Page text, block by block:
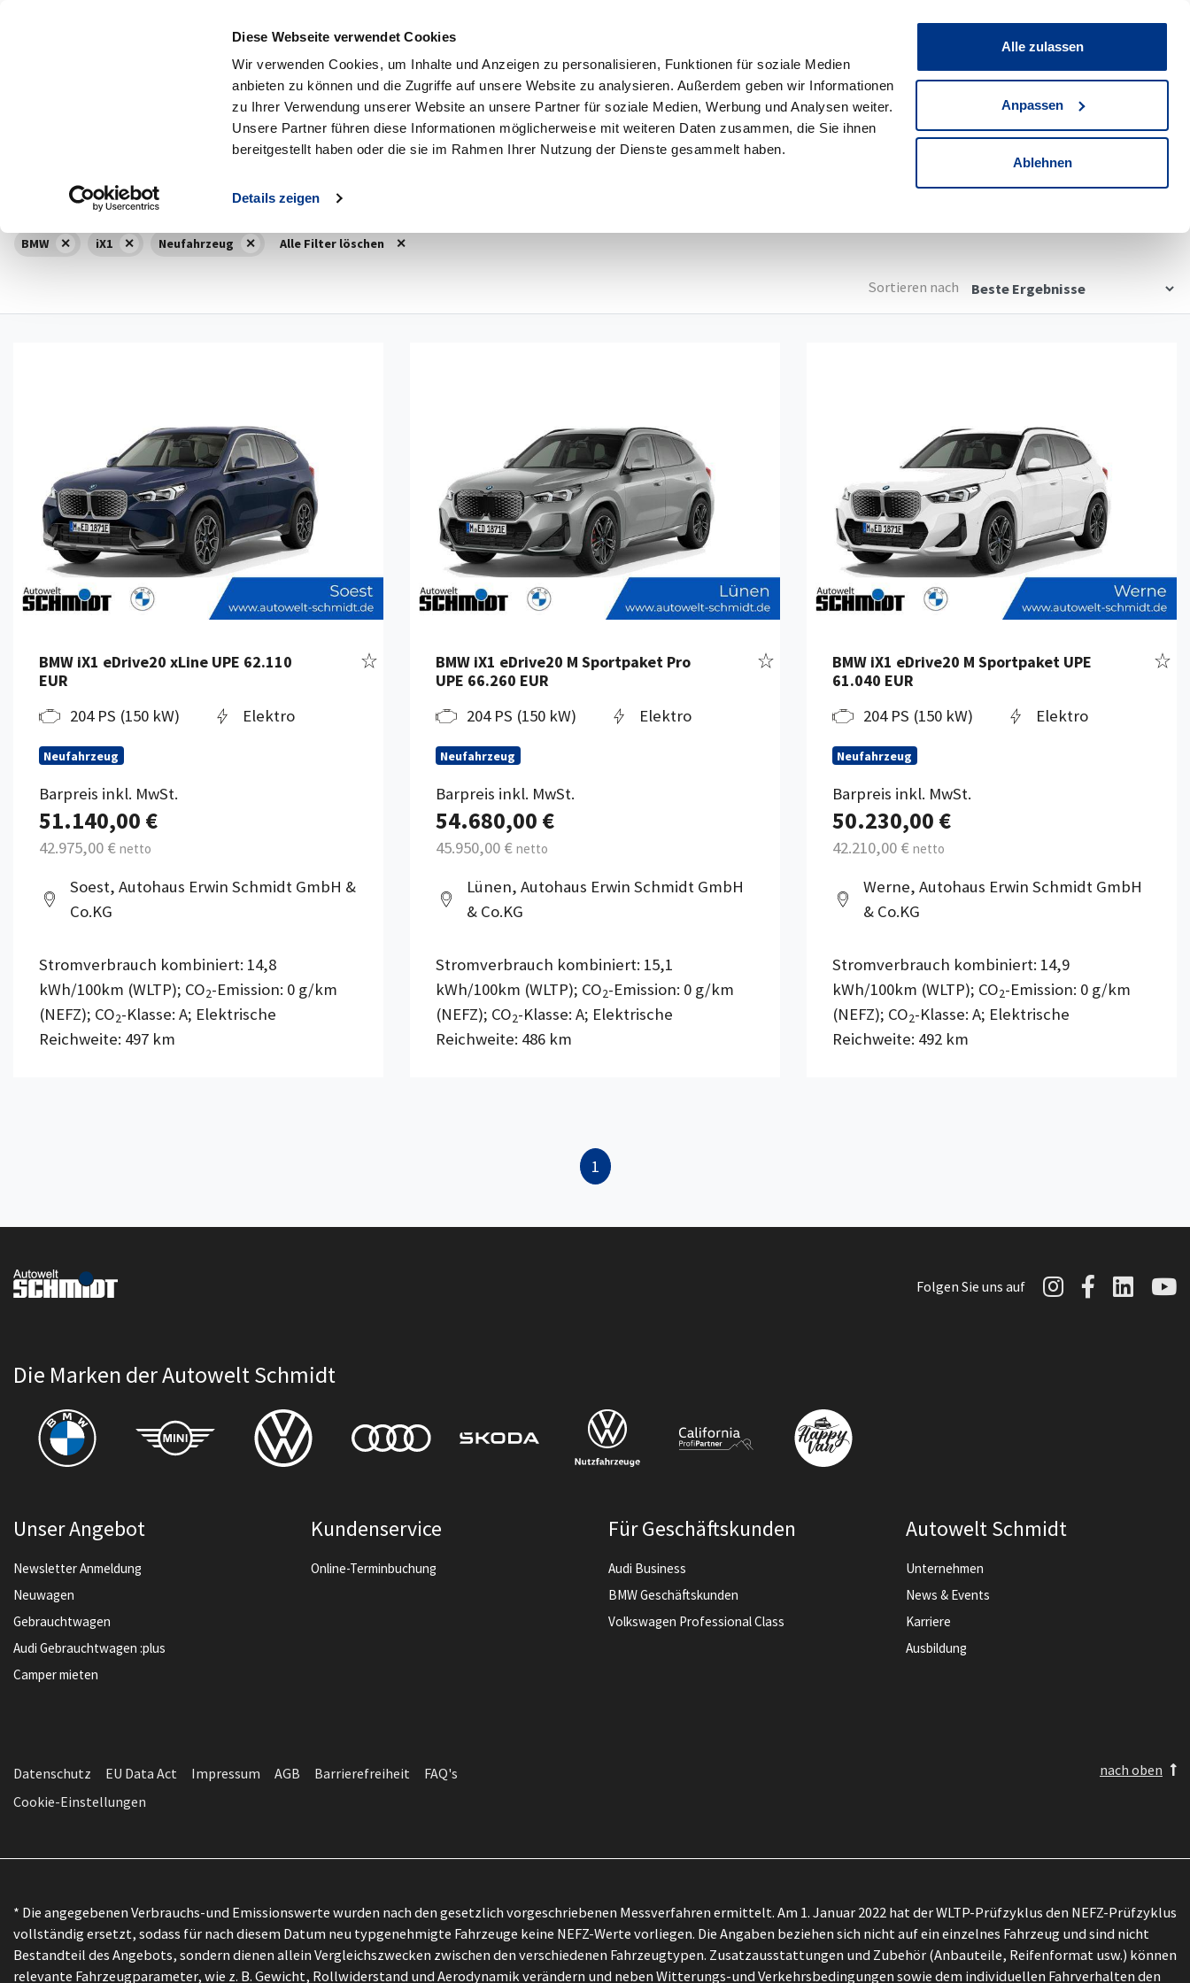
Diese Webseite verwendet Cookies
Wir verwenden Cookies, um Inhalte und Anzeigen zu personalisieren, Funktionen für soziale Medien
anbieten zu können und die Zugriffe auf unsere Website zu analysieren. Außerdem geben wir Informationen
zu Ihrer Verwendung unserer Website an unsere Partner für soziale Medien, Werbung und Analysen weiter.
Unsere Partner führen diese Informationen möglicherweise mit weiteren Daten zusammen, die Sie ihnen
bereitgestellt haben oder die sie im Rahmen Ihrer Nutzung der Dienste gesammelt haben.
Details zeigen
Alle zulassen
Anpassen
Ablehnen
Merkliste
Fahrzeuge 3 Neuwagen 3Vorführwagen 6 Gebrauchtwagen 0Jahreswagen 0Werksdienstwagen
Marke
BMW Modell
iX1 Kraftstoff
Alle Kraftstoffe Standort
Alle Standorte
BMW iX1 Neufahrzeug Alle Filter löschen
Sortieren nach
BMW iX1 eDrive20 xLine UPE 62.110
EUR
Fahrzeug merken
204 PS (150 kW) Elektro
Neufahrzeug
Barpreis inkl. MwSt.
51.140,00 €
42.975,00 € netto
Soest, Autohaus Erwin Schmidt GmbH &
Co.KG
Stromverbrauch kombiniert: 14,8
kWh/100km (WLTP); CO2-Emission: 0 g/km
(NEFZ); CO2-Klasse: A; Elektrische
Reichweite: 497 km
BMW iX1 eDrive20 M Sportpaket Pro
UPE 66.260 EUR
Fahrzeug merken
204 PS (150 kW) Elektro
Neufahrzeug
Barpreis inkl. MwSt.
54.680,00 €
45.950,00 € netto
Lünen, Autohaus Erwin Schmidt GmbH
& Co.KG
Stromverbrauch kombiniert: 15,1
kWh/100km (WLTP); CO2-Emission: 0 g/km
(NEFZ); CO2-Klasse: A; Elektrische
Reichweite: 486 km
BMW iX1 eDrive20 M Sportpaket UPE
61.040 EUR
204 PS (150 kW) Elektro
Neufahrzeug
Barpreis inkl. MwSt.
50.230,00 €
42.210,00 € netto
Werne, Autohaus Erwin Schmidt GmbH
& Co.KG
Stromverbrauch kombiniert: 14,9
kWh/100km (WLTP); CO2-Emission: 0 g/km
(NEFZ); CO2-Klasse: A; Elektrische
Reichweite: 492 km
1
Folgen Sie uns auf Autowelt
Die Marken der Autowelt Schmidt
Unser Angebot
Newsletter Anmeldung
Neuwagen
Gebrauchtwagen
Audi Gebrauchtwagen :plus
Camper mieten
Kundenservice
Online-Terminbuchung
Für Geschäftskunden
Audi Business
BMW Geschäftskunden
Volkswagen Professional Class
Autowelt Schmidt
Unternehmen
News & Events
Karriere
Ausbildung
Datenschutz EU Data Act Impressum AGB Barrierefreiheit
FAQ's
Cookie-Einstellungen
nach oben
* Die angegebenen Verbrauchs-und Emissionswerte wurden nach den gesetzlich vorgeschriebenen Messverfahren ermittelt. Am 1. Januar 2022 hat der WLTP-Prüfzyklus den NEFZ-Prüfzyklus
vollständig ersetzt, sodass für nach diesem Datum neu typgenehmigte Fahrzeuge keine NEFZ-Werte vorliegen. Die Angaben beziehen sich nicht auf ein einzelnes Fahrzeug und sind nicht
Bestandteil des Angebots, sondern dienen allein Vergleichszwecken zwischen den verschiedenen Fahrzeugtypen. Zusatzausstattungen und Zubehör (Anbauteile, Reifenformat usw.) können
relevante Fahrzeugparameter, wie z. B. Gewicht, Rollwiderstand und Aerodynamik verändern und neben Witterungs-und Verkehrsbedingungen sowie dem individuellen Fahrverhalten den